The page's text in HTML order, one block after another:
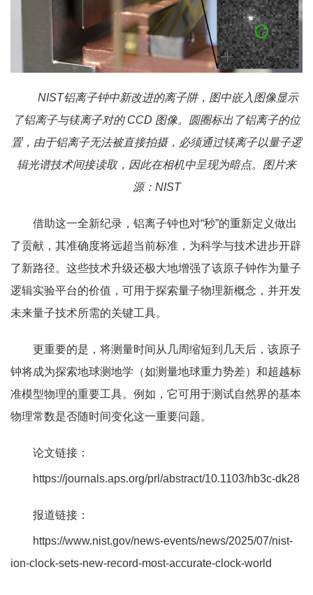
NIST铝离子钟中新改进的离子阱，图中嵌入图像显示
了铝离子与镁离子对的 CCD 图像。圆圈标出了铝离子的位
置，由于铝离子无法被直接拍摄，必须通过镁离子以量子逻
辑光谱技术间接读取，因此在相机中呈现为暗点。图片来
源：NIST
借助这一全新纪录，铝离子钟也对“秒”的重新定义做出
了贡献，其准确度将远超当前标准，为科学与技术进步开辟
了新路径。这些技术升级还极大地增强了该原子钟作为量子
逻辑实验平台的价值，可用于探索量子物理新概念，并开发
未来量子技术所需的关键工具。
更重要的是，将测量时间从几周缩短到几天后，该原子
钟将成为探索地球测地学（如测量地球重力势差）和超越标
准模型物理的重要工具。例如，它可用于测试自然界的基本
物理常数是否随时间变化这一重要问题。
论文链接：
https://journals.aps.org/prl/abstract/10.1103/hb3c-dk28
报道链接：
https://www.nist.gov/news-events/news/2025/07/nist-
ion-clock-sets-new-record-most-accurate-clock-world